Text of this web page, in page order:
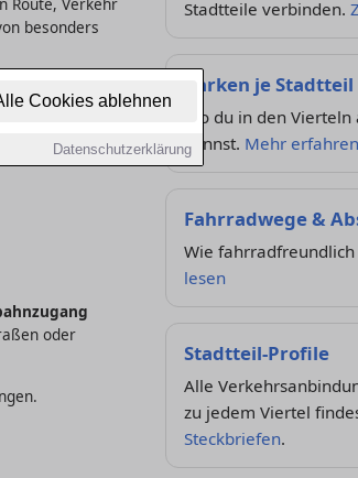
Cookies ablehnen
Datenschutzerklärung
besonders
oder
Stadtteile verbinden.
Parken je Stadtteil
Wo du in den
kannst. Mehr erfahren
Fahrradwege &
Wie
lesen
Stadtteil-Profile
Alle
zu jedem Viertel
Steckbriefen.